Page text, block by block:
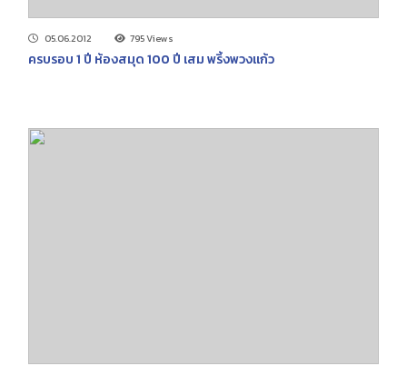
05.06.2012 795 Views
ครบรอบ 1 ปี ห้องสมุด 100 ปี เสม พริ้งพวงแก้ว